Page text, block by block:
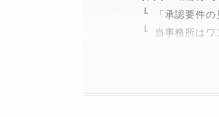
「承認要件
当事務所は